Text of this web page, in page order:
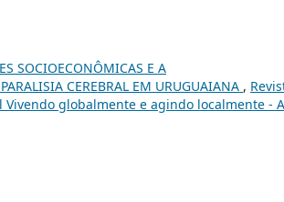
SOCIOECONÔMICAS E A
CEREBRAL EM URUGUAIANA ,
Vivendo globalmente e agindo localmente - A